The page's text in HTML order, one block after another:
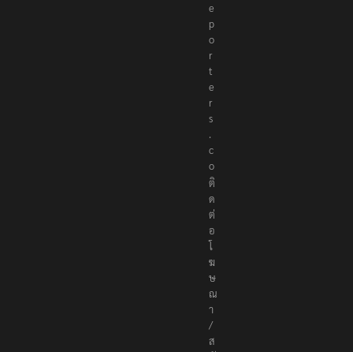
e
p
o
r
t
e
r
s
.
c
o
ติ
ด
ต่
อ
โ
ฆ
ษ
ณ
า
/
ส